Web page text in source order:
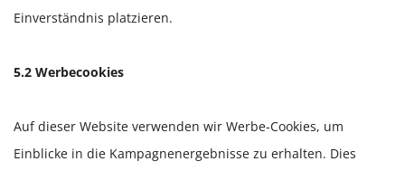
Einverständnis platzieren.
5.2 Werbecookies
Auf dieser Website verwenden wir Werbe-Cookies, um
Einblicke in die Kampagnenergebnisse zu erhalten. Dies